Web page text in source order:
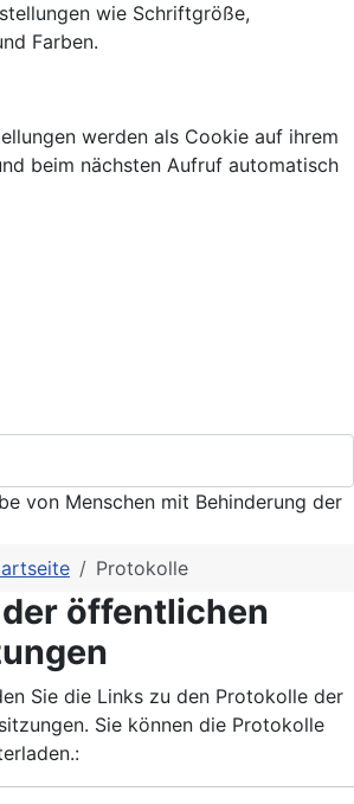
wie Schriftgröße,
Farben.
werden als Cookie auf ihrem
beim nächsten Aufruf automatisch
von Menschen mit Behinderung der
Protokolle
öffentlichen
Sie die Links zu den Protokolle der
Sie können die Protokolle